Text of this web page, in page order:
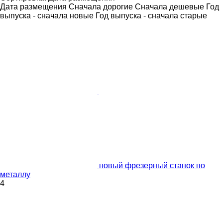
Дата размещения Сначала дорогие Сначала дешевые Год
выпуска - сначала новые Год выпуска - сначала старые
новый фрезерный станок по
металлу
4